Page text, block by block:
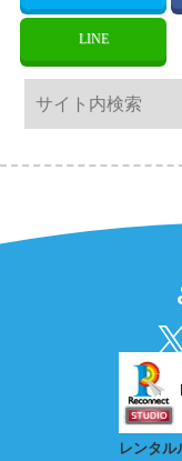
LINE
レンタル